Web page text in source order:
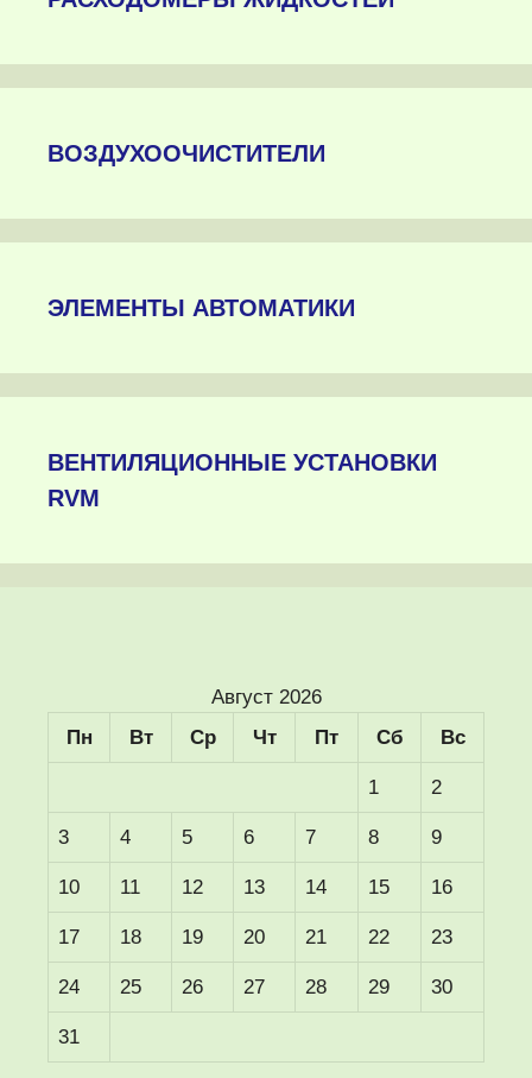
ВОЗДУХООЧИСТИТЕЛИ
ЭЛЕМЕНТЫ АВТОМАТИКИ
ВЕНТИЛЯЦИОННЫЕ УСТАНОВКИ
RVM
Август 2026
Пн
Вт Ср Чт Пт Сб Вс
1 2
3 4 5 6 7 8 9
10 11 12 13 14 15 16
17 18 19 20 21 22 23
24 25 26 27 28 29 30
31